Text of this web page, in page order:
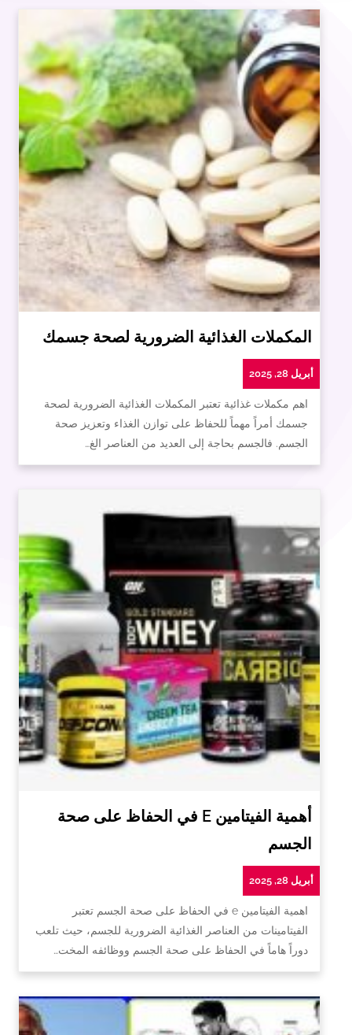
المكملات الغذائية الضرورية لصحة جسمك
أبريل 28, 2025
اهم مكملات غذائية تعتبر المكملات الغذائية الضرورية لصحة
جسمك أمراً مهماً للحفاظ على توازن الغذاء وتعزيز صحة
الجسم. فالجسم بحاجة إلى العديد من العناصر الغ…
أهمية الفيتامين E في الحفاظ على صحة
الجسم
أبريل 28, 2025
اهمية الفيتامين e في الحفاظ على صحة الجسم تعتبر
الفيتامينات من العناصر الغذائية الضرورية للجسم، حيث تلعب
دوراً هاماً في الحفاظ على صحة الجسم ووظائفه المخت…